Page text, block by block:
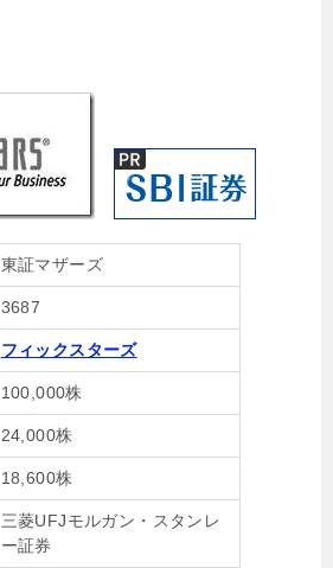
東証マザーズ
3687
フィックスターズ
100,000株
24,000株
18,600株
三菱UFJモルガン・スタンレ
ー証券